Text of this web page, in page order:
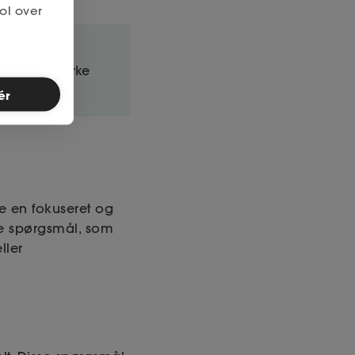
ved at styrke
en fokuseret og
spørgsmål, som
over